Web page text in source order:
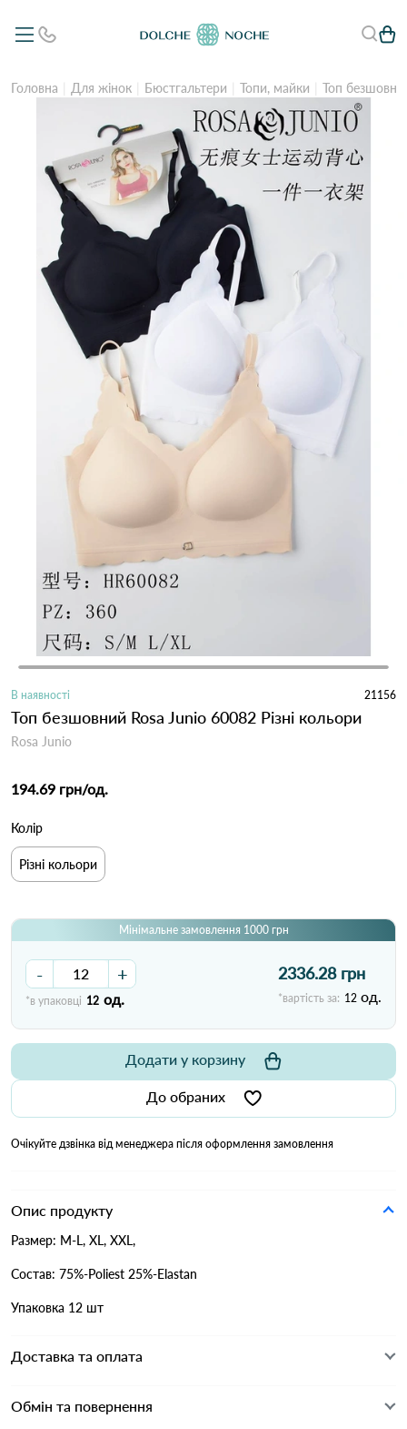
Головна Для жінок Бюстгальтери Топи, майки Топ
В наявності 21156
Топ безшовний Rosa Junio 60082 Різні кольори
Rosa Junio
194.69 грн/од.
Колір
Різні кольори
Мінімальне замовлення 1000 грн
- +
*в упаковці 12 од.
2336.28 грн
*вартість за: 12 од.
До обраних
Додати у корзину
Очікуйте дзвінка від менеджера після оформлення замовлення
Опис продукту
Размер: M-L, XL, XXL,
Состав: 75%-Poliest 25%-Elastan
Упаковка 12 шт
Доставка та оплата
Обмін та повернення